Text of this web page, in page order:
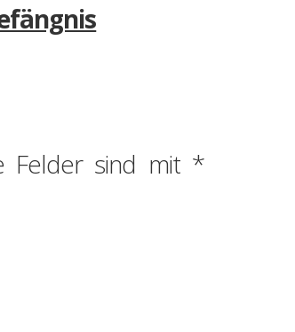
Felder sind mit *